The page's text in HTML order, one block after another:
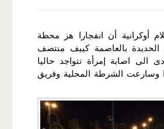
أوكرانية أن انفجارا هز محطة
بالعاصمة كييف منتصف
الى اصابة إمرأة تتواجد حاليا
وسارعت الشرطة المحلية وفريق